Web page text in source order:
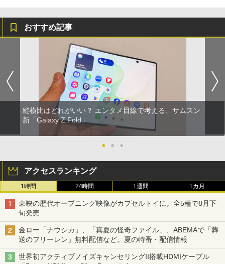
おすすめ記事
縦横比はどれがいい？ エンタメ目線で考える、サムスン
新「Galaxy Z Fold」
● ● ●
アクセスランキング
1時間 24時間 1週間 1カ月
東映の歴代オープニング映像がカプセルトイに。全5種で8月下
旬発売
金ロー「ナウシカ」、「真夏の怪奇ファイル」、ABEMAで「葬
送のフリーレン」無料配信など。夏の特番・配信情報
世界初アクティブノイズキャンセリングII搭載HDMIケーブル